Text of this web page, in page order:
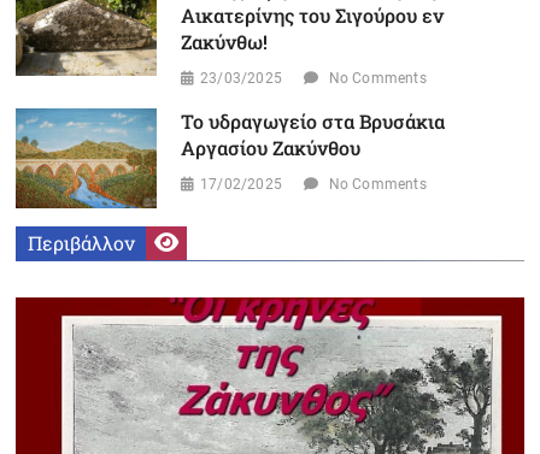
Αικατερίνης του Σιγούρου εν
Ζακύνθω!
23/03/2025 No Comments
Το υδραγωγείο στα Βρυσάκια
Αργασίου Ζακύνθου
17/02/2025 No Comments
Περιβάλλον